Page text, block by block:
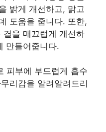
밝게 개선하고, 맑고
도움을 줍니다. 또한,
결을 매끄럽게 개선하
만들어줍니다.
피부에 부드럽게 흡수
리감을 알려알려드리